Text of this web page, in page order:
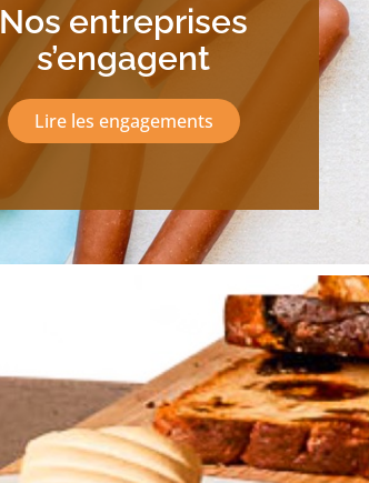
Nos entreprises
s’engagent
Lire les engagements